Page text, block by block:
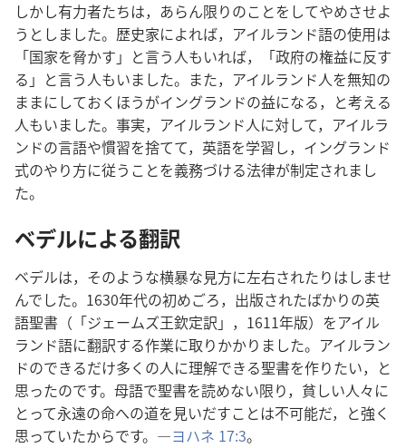
しかし​有力​者​たち​は，あら​ん​限り​の​こと​を​し​て​やめ​させ​よ
う​と​し​まし​た。歴史​家​に​よれ​ば，アイルランド​語​の​使用​は
「国家​を​脅かす」と​言う​人​も​いれ​ば，「政府​の​権益​に​反す
る」と​言う​人​も​い​まし​た。また，アイルランド​人​を​無知​の​
まま​に​し​て​おく​ほう​が​イングランド​の​益​に​なる，と​考える​
人​も​い​まし​た。事実，アイルランド​人​に​対し​て，アイルラ
ンド​の​言語​や​慣習​を​捨て​て，英語​を​学習​し，イングランド​
式​の​やり方​に​従う​こと​を​義務づける​法律​が​制定​さ​れ​まし​
た。
ベデル​に​よる​翻訳
ベデル​は，その​よう​な​横暴​な​見方​に​左右​さ​れ​たり​は​し​ませ​
ん​でし​た。1630​年代​の​初め​ごろ，出版​さ​れ​た​ばかり​の​英
語​聖書（「ジェームズ​王​欽定​訳」，1611​年​版）を​アイル
ランド​語​に​翻訳​する​作業​に​取りかかり​まし​た。アイルラン
ド​の​できる​だけ​多く​の​人​に​理解​できる​聖書​を​作り​たい，と​
思っ​た​の​です。母語​で​聖書​を​読め​ない​限り，貧しい​人々​に​
とっ​て​永遠​の​命​へ​の​道​を​見いだす​こと​は​不可能​だ，と​強く​
思っ​て​い​た​から​です。―ヨハネ 17:3。